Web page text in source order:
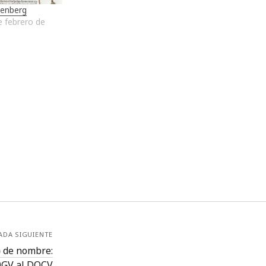
febrero de
SIGUIENTE
nombre: